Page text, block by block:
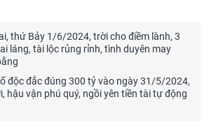
thứ Bảy 1/6/2024, trời cho điềm lành, 3
láng, tài lộc rủng rỉnh, tình duyên may
độc đắc đúng 300 tỷ vào ngày 31/5/2024,
hậu vận phú quý, ngồi yên tiền tài tự động